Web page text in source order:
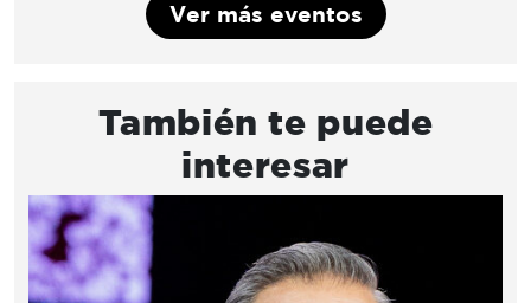
Ver más eventos
También te puede
interesar